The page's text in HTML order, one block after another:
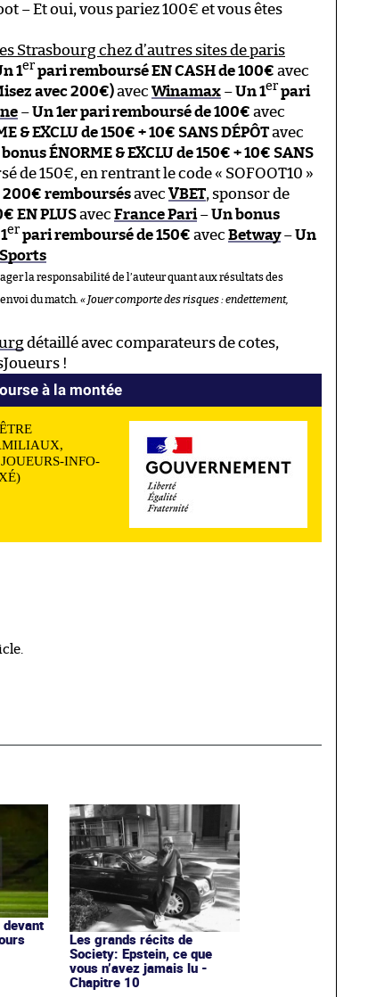
– Et oui, vous pariez 100€ et vous êtes
Strasbourg chez d’autres sites de paris
1er pari remboursé EN CASH de 100€ avec
avec 200€)avec Winamax –Un 1er pari
–Un 1er pari remboursé de 100€ avec
& EXCLU de 150€ + 10€ SANS DÉPÔTavec
ÉNORME & EXCLU de 150€ + 10€ SANS
de 150€, en rentrant le code « SOFOOT10 »
200€ remboursésavec VBET, sponsor de
EN PLUSavec France Pari–Un bonus
er pari remboursé de 150€ avec Betway–Un
la responsabilité de l’auteur quant aux résultats des
du match. « Jouer comporte des risques : endettement,
détaillé avec comparateurs de cotes,
!
à la montée
INFO-
Les grands récits de
Society: Epstein, ce que
vous n’avez jamais lu -
Chapitre 10